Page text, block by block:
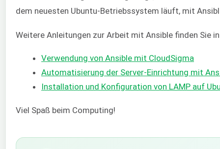
dem neuesten Ubuntu-Betriebssystem läuft, mit
Weitere Anleitungen zur Arbeit mit Ansible finden Sie
Verwendung von Ansible mit CloudSigma
Automatisierung der Server-Einrichtung mit
Installation und Konfiguration von LAMP auf
Viel Spaß beim Computing!